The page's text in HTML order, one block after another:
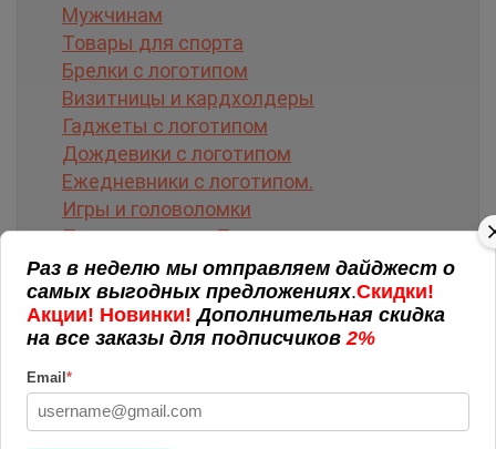
Мужчинам
Товары для спорта
Брелки с логотипом
Визитницы и кардхолдеры
Гаджеты с логотипом
Дождевики с логотипом
Ежедневники с логотипом.
Игры и головоломки
Подарки детям. Творчество
Очки солнцезащитные
Настольные календари
Подарочные наборы
Деловые подарки
Мерч. Одежда с логотипом
Путешествия
Электроника
Раз в неделю мы отправляем дайджест о
самых выгодных предложениях.Скидки!
Акции! Новинки!Дополнительная скидка
на все заказы для подписчиков 2%
Email *